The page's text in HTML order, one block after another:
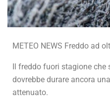
METEO NEWS Freddo ad
Il freddo fuori stagione che
dovrebbe durare ancora
attenuato.